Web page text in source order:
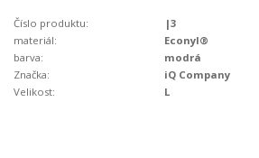
Číslo produktu:
|3
materiál:
Econyl®
barva:
modrá
Značka:
iQ Company
Velikost:
L